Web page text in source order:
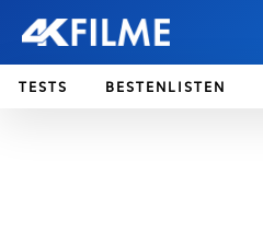
TESTS BESTENLISTEN